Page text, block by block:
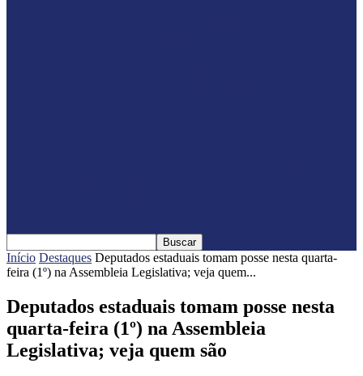
Início Destaques Deputados estaduais tomam posse nesta quarta-
feira (1º) na Assembleia Legislativa; veja quem...
Deputados estaduais tomam posse nesta
quarta-feira (1º) na Assembleia
Legislativa; veja quem são